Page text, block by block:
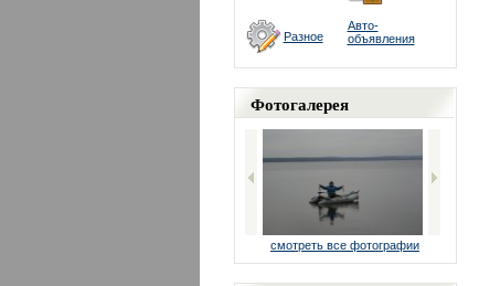
Разное
Авто-
объявления
Фотогалерея
смотреть все фотографии